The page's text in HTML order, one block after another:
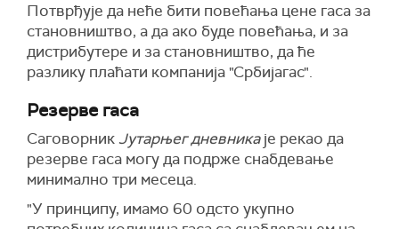
Потврђује да неће бити повећања цене гаса за
становништво, а да ако буде повећања, и за
дистрибутере и за становништво, да ће
разлику плаћати компанија "Србијагас".
Резерве гаса
Саговорник Јутарњег дневникаје рекао да
резерве гаса могу да подрже снабдевање
минимално три месеца.
"У принципу, имамо 60 одсто укупно